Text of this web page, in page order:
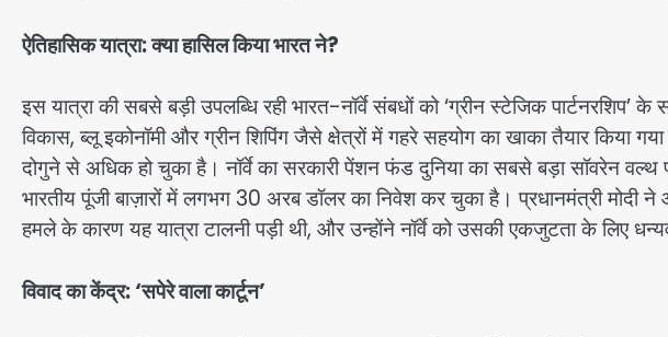
ऐतिहासिक यात्रा: क्या हासिल किया भारत ने?
इस यात्रा की सबसे बड़ी उपलब्धि रही भारत-नॉर्वे संबधों को ‘ग्रीन स्टेजिक पार्टनरशिप’
विकास, ब्लू इकोनॉमी और ग्रीन शिपिंग जैसे क्षेत्रों में गहरे सहयोग का खाका तैयार किया
दोगुने से अधिक हो चुका है। नॉर्वे का सरकारी पेंशन फंड दुनिया का सबसे बड़ा सॉवरेन
भारतीय पूंजी बाज़ारों में लगभग 30 अरब डॉलर का निवेश कर चुका है। प्रधानमंत्री मोदी
हमले के कारण यह यात्रा टालनी पड़ी थी, और उन्होंने नॉर्वे को उसकी एकजुटता के लिए
विवाद का केंद्र: ‘सपेरे वाला कार्टून’